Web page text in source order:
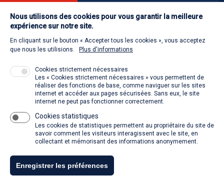
La SACD partout, quand vous voulez
Contact
Retour à l'accueil
Venir à la SACD
Nous utilisons des cookies pour vous garantir la meilleure
expérience sur notre site.
En cliquant sur le bouton « Accepter tous les cookies », vous acceptez
que nous les utilisions.
Plus d'informations
Cookies strictement nécessaires
Les « Cookies strictement nécessaires » vous permettent de
réaliser des fonctions de base, comme naviguer sur les sites
internet et accéder aux pages sécurisées. Sans eux, le site
internet ne peut pas fonctionner correctement.
Cookies statistiques
Les cookies de statistiques permettent au propriétaire du site de
savoir comment les visiteurs interagissent avec le site, en
collectant et mémorisant des informations anonymement.
Enregistrer les préférences